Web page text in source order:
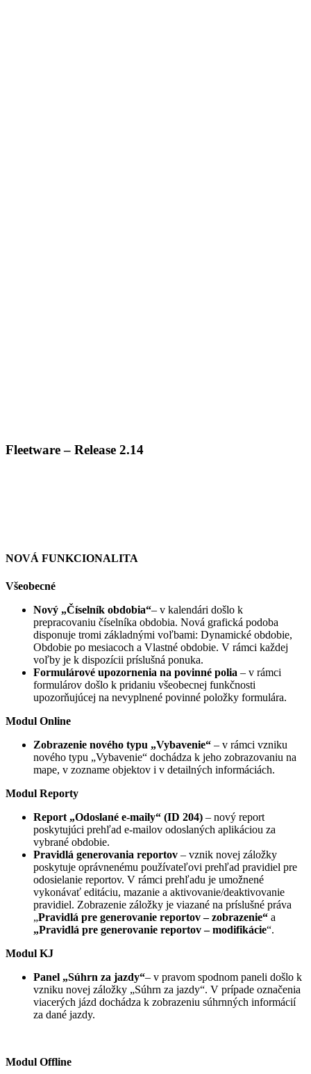
Fleetware – Release 2.14
NOVÁ FUNKCIONALITA
Všeobecné
Nový „Číselník obdobia“– v kalendári došlo k
prepracovaniu číselníka obdobia. Nová grafická podoba
disponuje tromi základnými voľbami: Dynamické obdobie,
Obdobie po mesiacoch a Vlastné obdobie. V rámci každej
voľby je k dispozícii príslušná ponuka.
Formulárové upozornenia na povinné polia – v rámci
formulárov došlo k pridaniu všeobecnej funkčnosti
upozorňujúcej na nevyplnené povinné položky formulára.
Modul Online
Zobrazenie nového typu „Vybavenie“ – v rámci vzniku
nového typu „Vybavenie“ dochádza k jeho zobrazovaniu na
mape, v zozname objektov i v detailných informáciách.
Modul Reporty
Report „Odoslané e-maily“ (ID 204) – nový report
poskytujúci prehľad e-mailov odoslaných aplikáciou za
vybrané obdobie.
Pravidlá generovania reportov – vznik novej záložky
poskytuje oprávnenému používateľovi prehľad pravidiel pre
odosielanie reportov. V rámci prehľadu je umožnené
vykonávať editáciu, mazanie a aktivovanie/deaktivovanie
pravidiel. Zobrazenie záložky je viazané na príslušné práva
„Pravidlá pre generovanie reportov – zobrazenie“ a
„Pravidlá pre generovanie reportov – modifikácie“.
Modul KJ
Panel „Súhrn za jazdy“– v pravom spodnom paneli došlo k
vzniku novej záložky „Súhrn za jazdy“. V prípade označenia
viacerých jázd dochádza k zobrazeniu súhrnných informácií
za dané jazdy.
Modul Offline